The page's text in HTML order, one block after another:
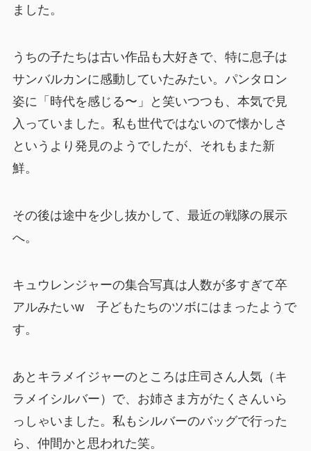
ました。
うちの子たちは古い作品も大好きで、特に息子は
サンバルカンに感動していたみたい。パンタロン
姿に「時代を感じる〜」と笑いつつも、本気で見
入っていました。私も世代ではないので懐かしさ
というより発見のようでしたが、それもまた新
鮮。
その後は途中を少し抜かして、最近の戦隊の展示
へ。
キュウレンジャーの集合写真は人数が多すぎて卒
アルみたいw 子どもたちのツボにはまったようで
す。
あとキラメイジャーのところは庄司さん人気（キ
ラメイシルバー）で、お姉さま方がたくさんいら
っしゃいました。私もシルバーのバッグで行った
ら、仲間かと思われた笑。